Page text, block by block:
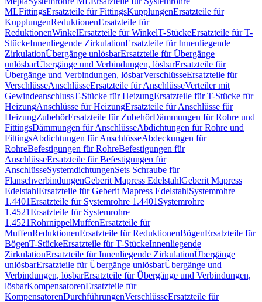
MLFittingsErsatzteile für FittingsKupplungenErsatzteile für
KupplungenReduktionenErsatzteile für
ReduktionenWinkelErsatzteile für WinkelT-StückeErsatzteile für T-
StückeInnenliegende ZirkulationErsatzteile für Innenliegende
ZirkulationÜbergänge unlösbarErsatzteile für Übergänge
unlösbarÜbergänge und Verbindungen, lösbarErsatzteile für
Übergänge und Verbindungen, lösbarVerschlüsseErsatzteile für
VerschlüsseAnschlüsseErsatzteile für AnschlüsseVerteiler mit
GewindeanschlussT-Stücke für HeizungErsatzteile für T-Stücke für
HeizungAnschlüsse für HeizungErsatzteile für Anschlüsse für
HeizungZubehörErsatzteile für ZubehörDämmungen für Rohre und
FittingsDämmungen für AnschlüsseAbdichtungen für Rohre und
FittingsAbdichtungen für AnschlüsseAbdeckungen für
RohreBefestigungen für RohreBefestigungen für
AnschlüsseErsatzteile für Befestigungen für
AnschlüsseSystemdichtungenSets Schraube für
FlanschverbindungenGeberit Mapress EdelstahlGeberit Mapress
EdelstahlErsatzteile für Geberit Mapress EdelstahlSystemrohre
1.4401Ersatzteile für Systemrohre 1.4401 Systemrohre
1.4521Ersatzteile für Systemrohre
1.4521RohrnippelMuffenErsatzteile für
MuffenReduktionenErsatzteile für ReduktionenBögenErsatzteile für
BögenT-StückeErsatzteile für T-StückeInnenliegende
ZirkulationErsatzteile für Innenliegende ZirkulationÜbergänge
unlösbarErsatzteile für Übergänge unlösbarÜbergänge und
Verbindungen, lösbarErsatzteile für Übergänge und Verbindungen,
lösbarKompensatorenErsatzteile für
KompensatorenDurchführungenVerschlüsseErsatzteile für